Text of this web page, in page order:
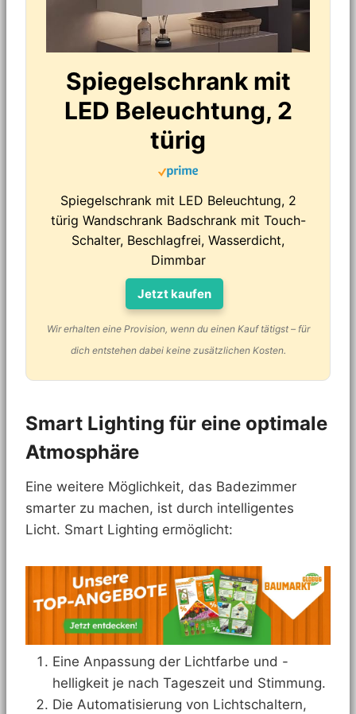
Spiegelschrank mit
LED Beleuchtung, 2
türig
Spiegelschrank mit LED Beleuchtung, 2
türig Wandschrank Badschrank mit Touch-
Schalter, Beschlagfrei, Wasserdicht,
Dimmbar
Jetzt kaufen
Wir erhalten eine Provision, wenn du einen Kauf tätigst – für
dich entstehen dabei keine zusätzlichen Kosten.
Smart Lighting für eine optimale
Atmosphäre
Eine weitere Möglichkeit, das Badezimmer
smarter zu machen, ist durch intelligentes
Licht. Smart Lighting ermöglicht:
Eine Anpassung der Lichtfarbe und -
helligkeit je nach Tageszeit und Stimmung.
Die Automatisierung von Lichtschaltern,